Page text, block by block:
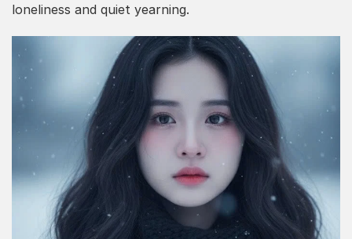
loneliness and quiet yearning.